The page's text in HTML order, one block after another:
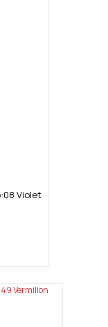
Violet